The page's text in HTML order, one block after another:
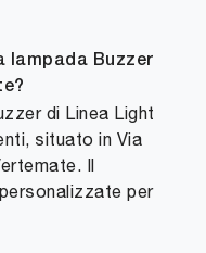
lampada Buzzer
di Linea Light
situato in Via
Il
per